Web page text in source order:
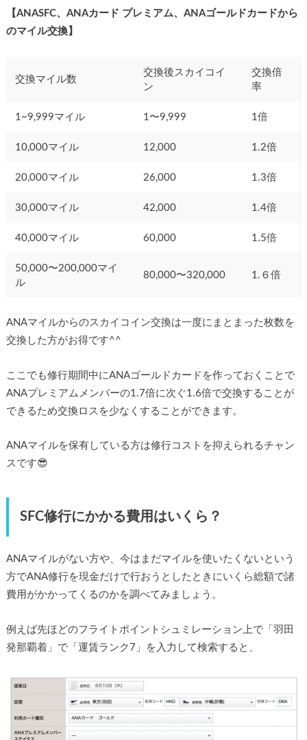
【ANASFC、ANAカード プレミアム、ANAゴールドカードから
のマイル交換】
交換マイル数
交換後スカイコイ
ン
交換倍
率
1~9,999マイル 1〜9,999 1倍
10,000マイル 12,000 1.2倍
20,000マイル 26,000 1.3倍
30,000マイル 42,000 1.4倍
40,000マイル 60,000 1.5倍
50,000〜200,000マイ
ル
80,000〜320,000 1.６倍
ANAマイルからのスカイコイン交換は一度にまとまった枚数を
交換した方がお得です^^
ここでも修行期間中にANAゴールドカードを作っておくことで
ANAプレミアムメンバーの1.7倍に次ぐ1.6倍で交換することが
できるため交換ロスを少なくすることができます。
ANAマイルを保有している方は修行コストを抑えられるチャン
スです😎
SFC修行にかかる費用はいくら？
ANAマイルがない方や、今はまだマイルを使いたくないという
方でANA修行を現金だけで行おうとしたときにいくら総額で諸
費用がかかってくるのかを調べてみましょう。
例えば先ほどのフライトポイントシュミレーション上で「羽田
発那覇着」で「運賃ランク7」を入力して検索すると、